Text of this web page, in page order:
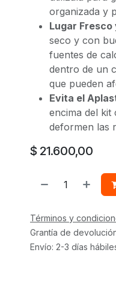
organizada y
Lugar Fresco
seco y con
fuentes de
dentro de un
que pueden
Evita el
encima del kit
deformen las
$ 21.600,00
Términos y
Grantía de
Envío: 2-3 días